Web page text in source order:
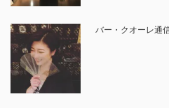
バー・クオーレ通